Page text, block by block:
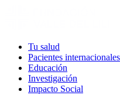
Tu salud
Pacientes internacionales
Educación
Investigación
Impacto Social